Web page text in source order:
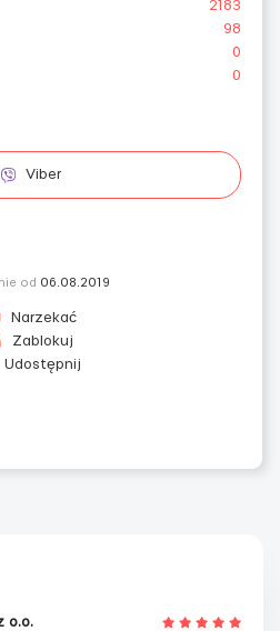
2183
98
0
0
Viber
od 06.08.2019
Narzekać
Zablokuj
Udostępnij
o.o.